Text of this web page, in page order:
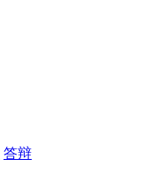
答辩